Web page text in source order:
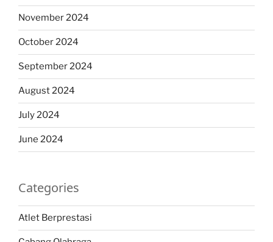
November 2024
October 2024
September 2024
August 2024
July 2024
June 2024
Categories
Atlet Berprestasi